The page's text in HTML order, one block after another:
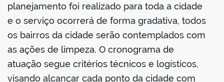
planejamento foi realizado para toda a cidade
e o serviço ocorrerá de forma gradativa, todos
os bairros da cidade serão contemplados com
as ações de limpeza. O cronograma de
atuação segue critérios técnicos e logísticos,
visando alcançar cada ponto da cidade com